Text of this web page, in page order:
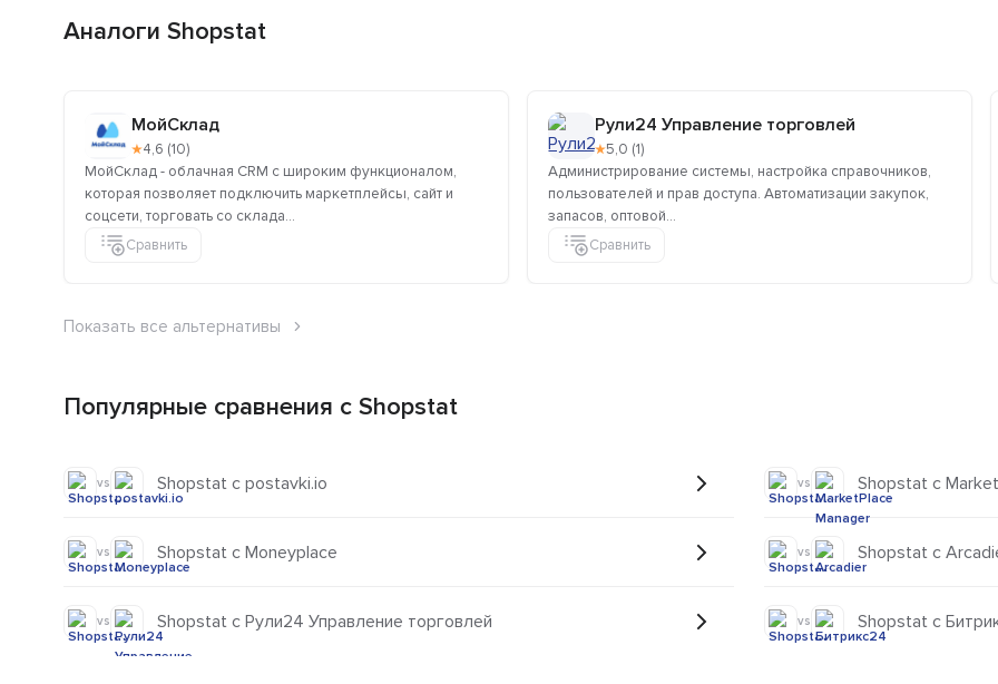
Аналоги Shopstat
МойСклад
★4,6 (10)
МойСклад - облачная CRM с широким функционалом,
которая позволяет подключить маркетплейсы, сайт и
соцсети, торговать со склада...
Сравнить
Рули24 Управление торговлей
★5,0 (1)
Администрирование системы, настройка справочников,
пользователей и прав доступа. Автоматизации закупок,
запасов, оптовой...
Сравнить
Показать все альтернативы
Популярные сравнения с Shopstat
vs Shopstat с postavki.io
vs Shopstat с Moneyplace
vs Shopstat с Рули24 Управление торговлей
vs Shopstat с
vs Shopstat с
vs Shopstat с